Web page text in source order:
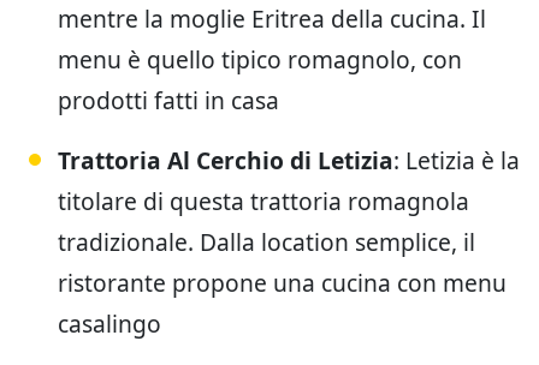
mentre la moglie Eritrea della cucina. Il
menu è quello tipico romagnolo, con
prodotti fatti in casa
Trattoria Al Cerchio di Letizia: Letizia è la
titolare di questa trattoria romagnola
tradizionale. Dalla location semplice, il
ristorante propone una cucina con menu
casalingo